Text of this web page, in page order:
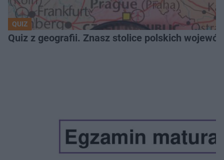
QUIZ
Quiz z geografii. Znasz stolice polskich